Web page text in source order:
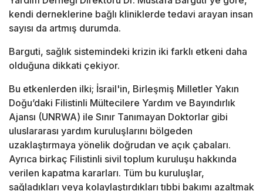
kendi derneklerine bağlı kliniklerde tedavi arayan insan
sayısı da artmış durumda.
Barguti, sağlık sistemindeki krizin iki farklı etkeni daha
olduğuna dikkati çekiyor.
Bu etkenlerden ilki; İsrail'in, Birleşmiş Milletler Yakın
Doğu’daki Filistinli Mültecilere Yardım ve Bayındırlık
Ajansı (UNRWA) ile Sınır Tanımayan Doktorlar gibi
uluslararası yardım kuruluşlarını bölgeden
uzaklaştırmaya yönelik doğrudan ve açık çabaları.
Ayrıca birkaç Filistinli sivil toplum kuruluşu hakkında
verilen kapatma kararları. Tüm bu kuruluşlar,
sağladıkları veya kolaylaştırdıkları tıbbi bakımı azaltmak